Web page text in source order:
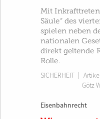
Mit
Säule“ des
spielen neben
nationalen
direkt geltende
Rolle.
SICHERHEIT |
Götz
Eisenbahnrecht